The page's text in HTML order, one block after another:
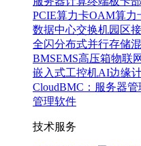
PCIE算力卡OAM算力
数据中心交换机园区
全闪分布式并行存储
BMSEMS高压箱物联
嵌入式工控机AI边缘
CloudBMC：服务器
管理软件
技术服务